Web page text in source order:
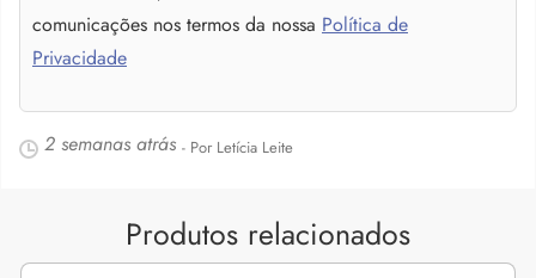
comunicações nos termos da nossa Política de
Privacidade
2 semanas atrás - Por Letícia Leite
Produtos relacionados